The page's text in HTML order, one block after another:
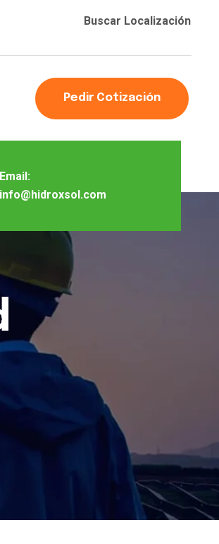
Buscar Localización
Pedir Cotización
Email:
info@hidroxsol.com